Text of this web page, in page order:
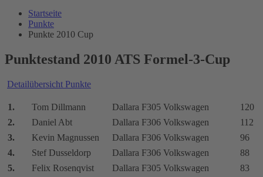
Startseite
Punkte
Punkte 2010 Cup
Punktestand 2010 ATS Formel-3-Cup
Detailübersicht Punkte
1. Tom Dillmann Dallara F305 Volkswagen
120
2.
Daniel Abt Dallara F306 Volkswagen
112
3.
Kevin Magnussen Dallara F306 Volkswagen
96
4.
Stef Dusseldorp Dallara F306 Volkswagen
88
5.
Felix Rosenqvist Dallara F305 Volkswagen
83